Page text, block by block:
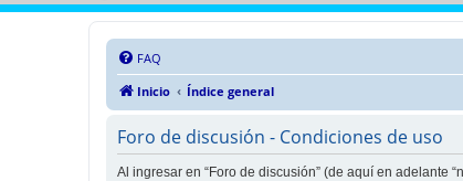
FAQ
Inicio
Índice general
Foro de discusión - Condiciones de uso
Al ingresar en “Foro de discusión” (de aquí en adelante